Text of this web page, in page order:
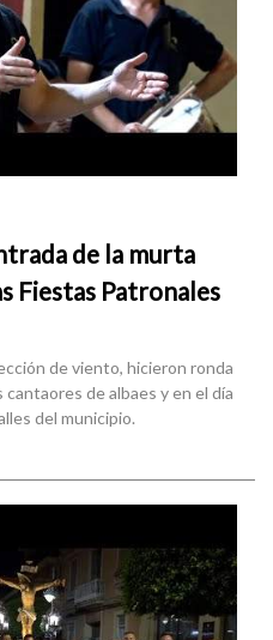
de la murta
Fiestas Patronales
de viento, hicieron ronda
de albaes y en el día
del municipio.